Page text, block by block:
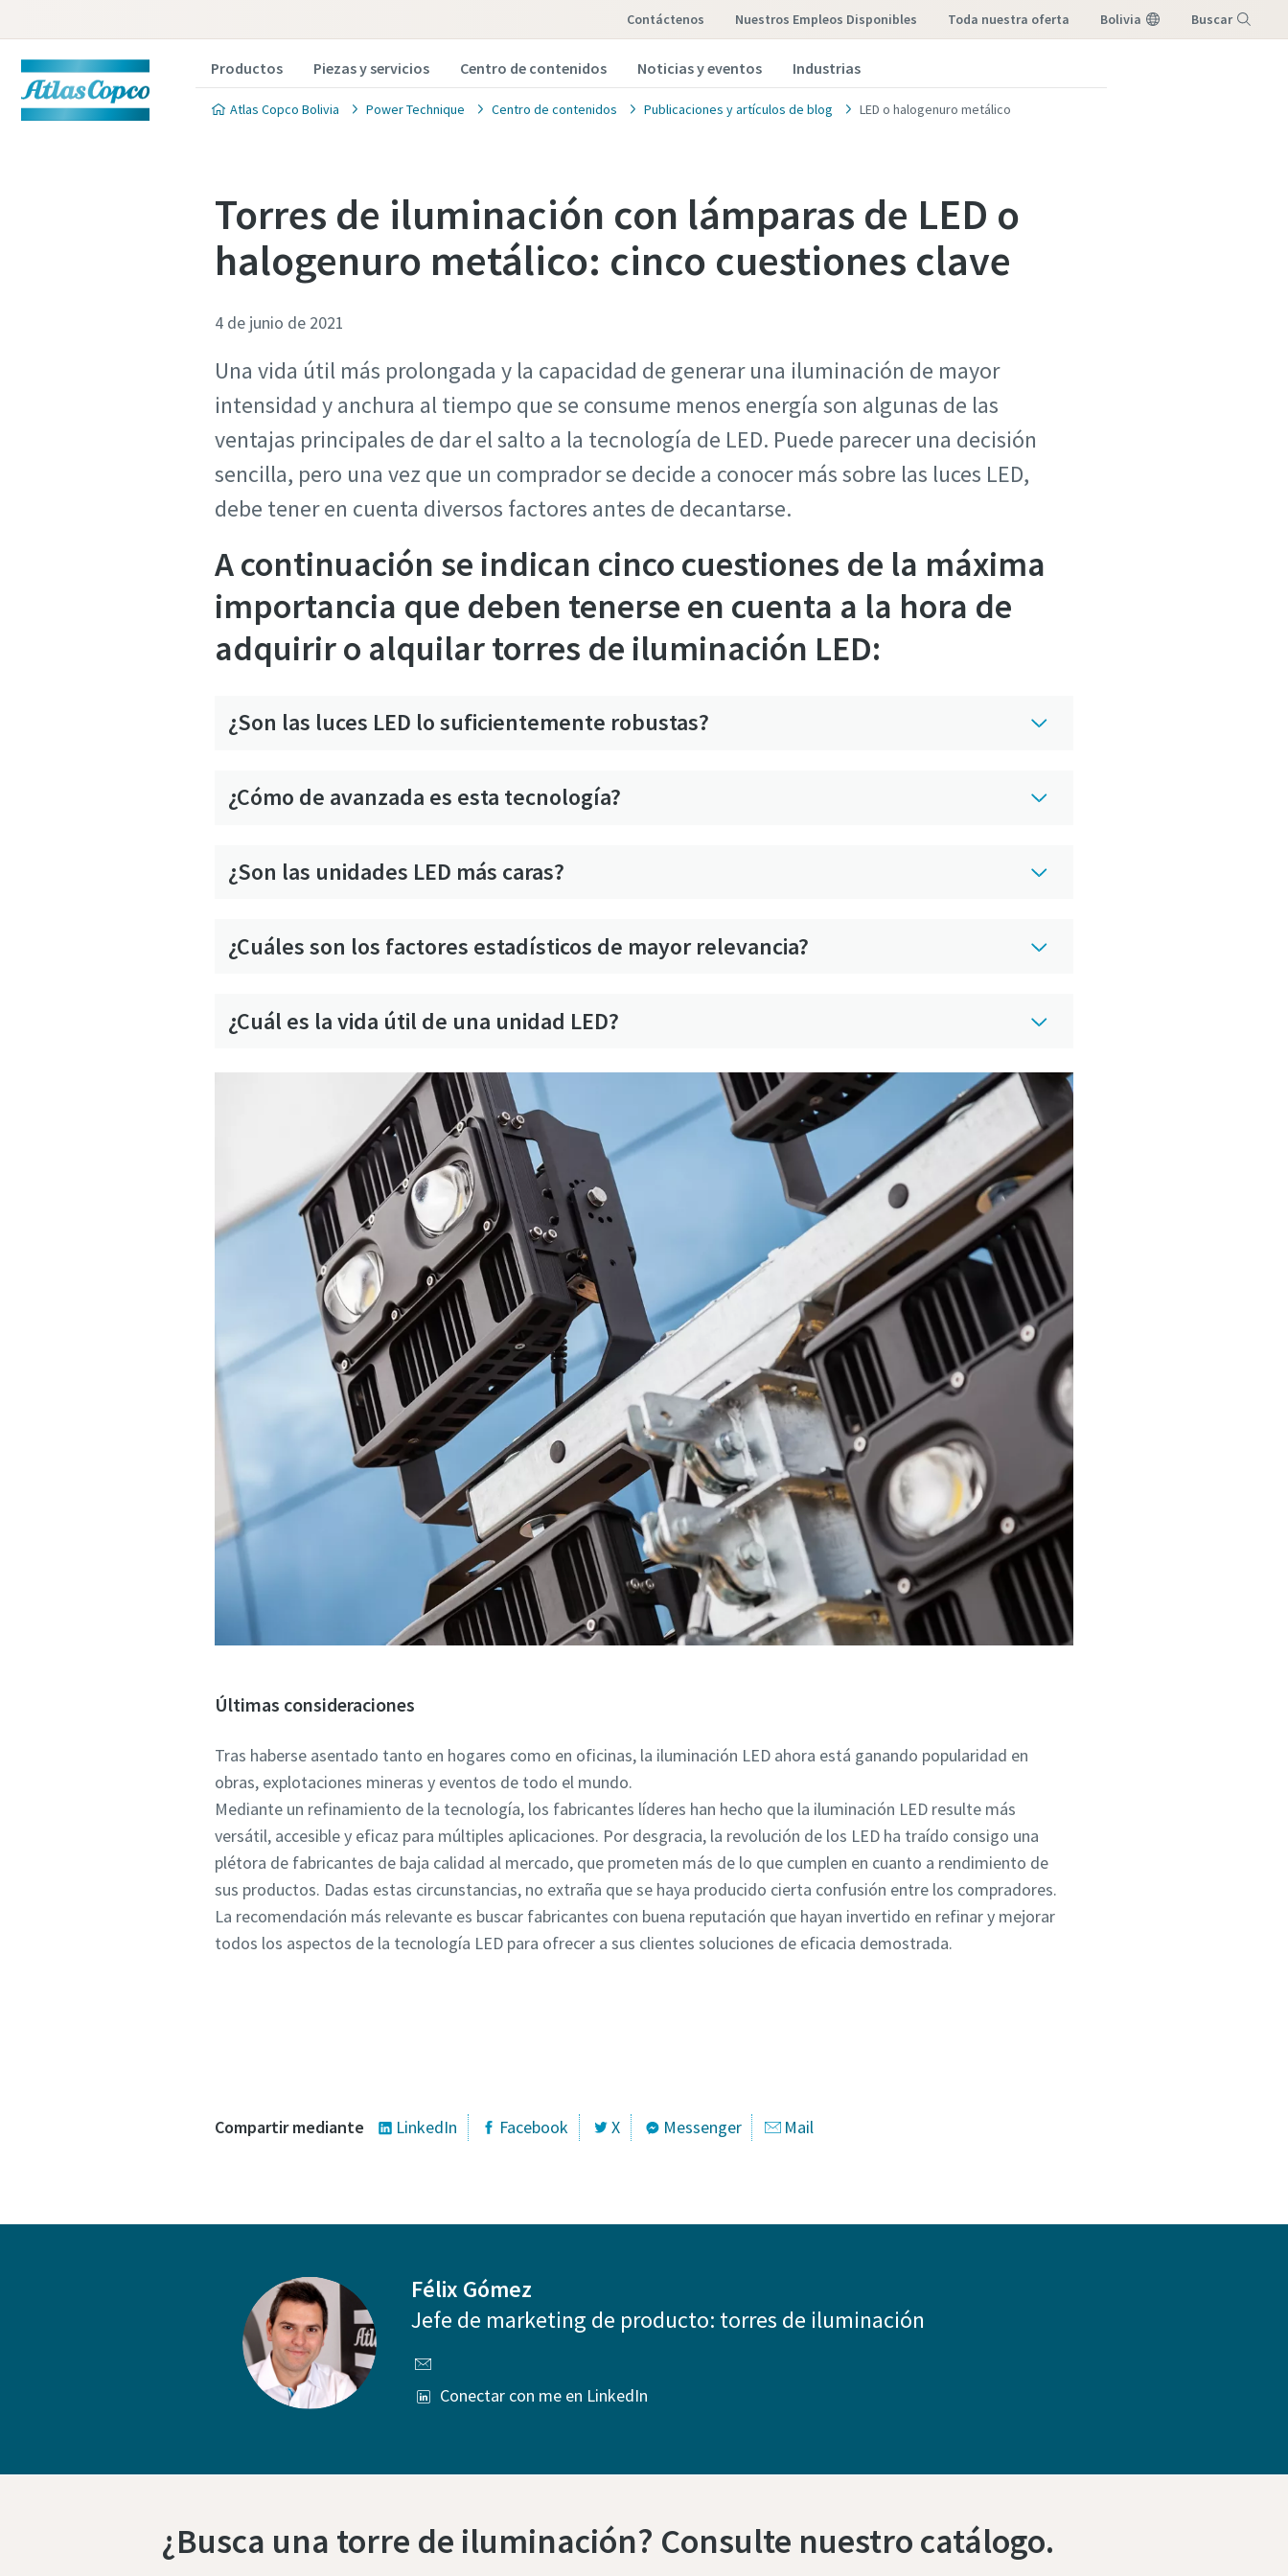
Contáctenos Nuestros Empleos Disponibles toda nuestra oferta Bolivia Buscar
Productos Piezas y servicios Centro de contenidos Noticias y eventos Industrias
Atlas Copco Bolivia Power Technique Centro de contenidos Publicaciones y artículos de blog LED o halogenuro metálico
Torres de iluminación con lámparas de LED o
halogenuro metálico: cinco cuestiones clave
4 de junio de 2021
Una vida útil más prolongada y la capacidad de generar una iluminación de mayor
intensidad y anchura al tiempo que se consume menos energía son algunas de las
ventajas principales de dar el salto a la tecnología de LED. Puede parecer una decisión
sencilla, pero una vez que un comprador se decide a conocer más sobre las luces LED,
debe tener en cuenta diversos factores antes de decantarse.
A continuación se indican cinco cuestiones de la máxima
importancia que deben tenerse en cuenta a la hora de
adquirir o alquilar torres de iluminación LED:
¿Son las luces LED lo suficientemente robustas?
¿Cómo de avanzada es esta tecnología?
¿Son las unidades LED más caras?
¿Cuáles son los factores estadísticos de mayor relevancia?
¿Cuál es la vida útil de una unidad LED?
Últimas consideraciones
Tras haberse asentado tanto en hogares como en oficinas, la iluminación LED ahora está ganando popularidad en
obras, explotaciones mineras y eventos de todo el mundo.
Mediante un refinamiento de la tecnología, los fabricantes líderes han hecho que la iluminación LED resulte más
versátil, accesible y eficaz para múltiples aplicaciones. Por desgracia, la revolución de los LED ha traído consigo una
plétora de fabricantes de baja calidad al mercado, que prometen más de lo que cumplen en cuanto a rendimiento de
sus productos. Dadas estas circunstancias, no extraña que se haya producido cierta confusión entre los compradores.
La recomendación más relevante es buscar fabricantes con buena reputación que hayan invertido en refinar y mejorar
todos los aspectos de la tecnología LED para ofrecer a sus clientes soluciones de eficacia demostrada.
Compartir mediante LinkedIn Facebook X Messenger Mail
Félix Gómez
Jefe de marketing de producto: torres de iluminación
Conectar con me en LinkedIn
¿Busca una torre de iluminación? Consulte nuestro catálogo.